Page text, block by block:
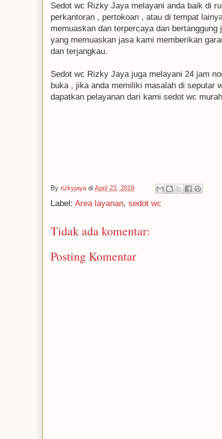
Sedot wc Rizky Jaya melayani anda baik di
perkantoran , pertokoan , atau di tempat
memuaskan dan terpercaya dan
yang memuaskan jasa kami memberikan
dan terjangkau.
Sedot wc Rizky Jaya juga melayani 24 jam
buka , jika anda memiliki masalah di seputar
dapatkan pelayanan dari kami sedot wc
By rizkyjaya di April 23, 2019
Label: Area layanan, sedot wc
Tidak ada komentar:
Posting Komentar